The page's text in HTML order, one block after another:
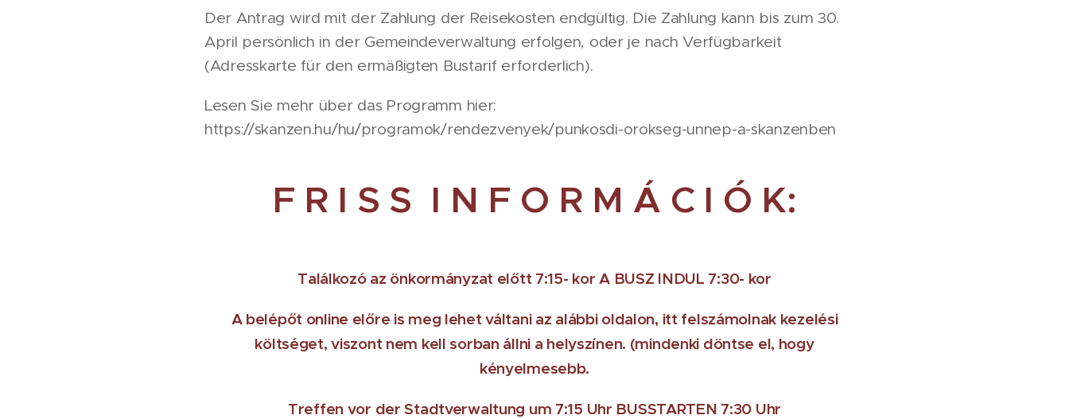
Der Antrag wird mit der Zahlung der Reisekosten endgültig. Die Zahlung kann bis zum 30.
April persönlich in der Gemeindeverwaltung erfolgen, oder je nach Verfügbarkeit
(Adresskarte für den ermäßigten Bustarif erforderlich).
Lesen Sie mehr über das Programm hier:
https://skanzen.hu/hu/programok/rendezvenyek/punkosdi-orokseg-unnep-a-skanzenben
F R I S S I N F O R M Á C I Ó K:
Találkozó az önkormányzat előtt 7:15- kor A BUSZ INDUL 7:30- kor
A belépőt online előre is meg lehet váltani az alábbi oldalon, itt felszámolnak kezelési
költséget, viszont nem kell sorban állni a helyszínen. (mindenki döntse el, hogy
kényelmesebb.
Treffen vor der Stadtverwaltung um 7:15 Uhr BUSSTARTEN 7:30 Uhr